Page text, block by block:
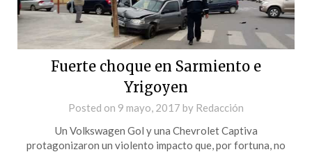
Fuerte choque en Sarmiento e
Yrigoyen
Posted on 9 mayo, 2017 by Redacción
Un Volkswagen Gol y una Chevrolet Captiva
protagonizaron un violento impacto que, por fortuna, no